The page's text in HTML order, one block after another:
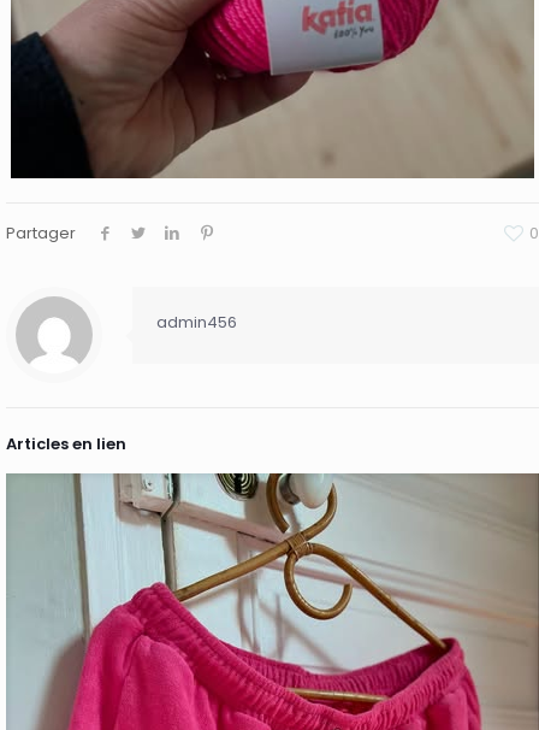
Partager 0
admin456
Articles en lien